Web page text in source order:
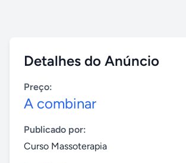
Detalhes do Anúncio
Preço:
A combinar
Publicado por:
Curso Massoterapia